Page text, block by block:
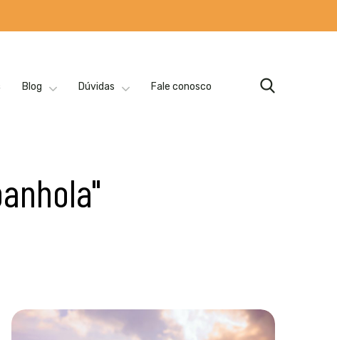
Blog Dúvidas Fale conosco